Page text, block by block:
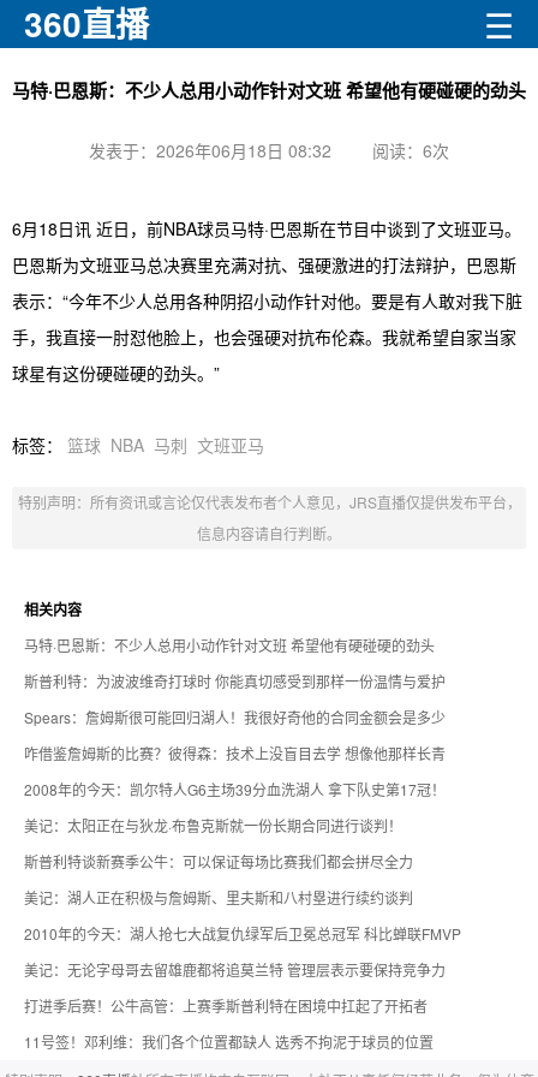
360直播 ☰
马特·巴恩斯：不少人总用小动作针对文班 希望他有硬碰硬的劲头
发表于：2026年06月18日 08:32 阅读： 6次
6月18日讯 近日，前NBA球员马特·巴恩斯在节目中谈到了文班亚马。
巴恩斯为文班亚马总决赛里充满对抗、强硬激进的打法辩护，巴恩斯
表示：“今年不少人总用各种阴招小动作针对他。要是有人敢对我下脏
手，我直接一肘怼他脸上，也会强硬对抗布伦森。我就希望自家当家
球星有这份硬碰硬的劲头。”
标签： 篮球 NBA 马刺 文班亚马
特别声明：所有资讯或言论仅代表发布者个人意见，JRS直播仅提供发布平台，
信息内容请自行判断。
相关内容
马特·巴恩斯：不少人总用小动作针对文班 希望他有硬碰硬的劲头
斯普利特：为波波维奇打球时 你能真切感受到那样一份温情与爱护
Spears：詹姆斯很可能回归湖人！我很好奇他的合同金额会是多少
咋借鉴詹姆斯的比赛？彼得森：技术上没盲目去学 想像他那样长青
2008年的今天：凯尔特人G6主场39分血洗湖人 拿下队史第17冠！
美记：太阳正在与狄龙·布鲁克斯就一份长期合同进行谈判！
斯普利特谈新赛季公牛：可以保证每场比赛我们都会拼尽全力
美记：湖人正在积极与詹姆斯、里夫斯和八村塁进行续约谈判
2010年的今天：湖人抢七大战复仇绿军后卫冕总冠军 科比蝉联FMVP
美记：无论字母哥去留雄鹿都将追莫兰特 管理层表示要保持竞争力
打进季后赛！公牛高管：上赛季斯普利特在困境中扛起了开拓者
11号签！邓利维：我们各个位置都缺人 选秀不拘泥于球员的位置